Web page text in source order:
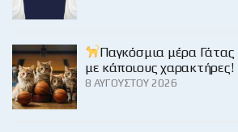
Παγκόσμια μέρα Γάτας
με κάποιους χαρακτήρες!
8 ΑΥΓΟΎΣΤΟΥ 2026